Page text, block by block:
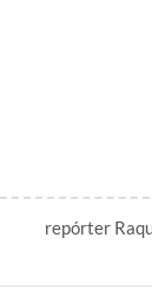
repórter